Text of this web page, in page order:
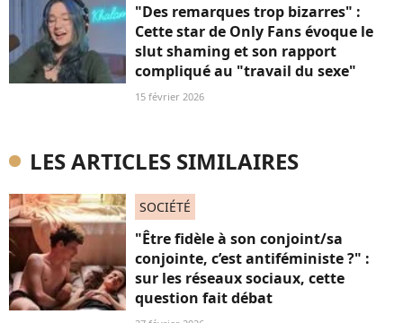
"Des remarques trop bizarres" :
Cette star de Only Fans évoque le
slut shaming et son rapport
compliqué au "travail du sexe"
15 février 2026
LES ARTICLES SIMILAIRES
SOCIÉTÉ
"Être fidèle à son conjoint/sa
conjointe, c’est antiféministe ?" :
sur les réseaux sociaux, cette
question fait débat